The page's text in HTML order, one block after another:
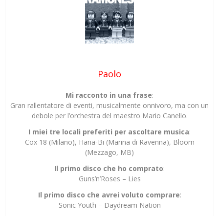
Paolo
Mi racconto in una frase:
Gran rallentatore di eventi, musicalmente onnivoro, ma con un
debole per l’orchestra del maestro Mario Canello.
I miei tre locali preferiti per ascoltare musica:
Cox 18 (Milano), Hana-Bi (Marina di Ravenna), Bloom
(Mezzago, MB)
Il primo disco che ho comprato:
Guns’n’Roses – Lies
Il primo disco che avrei voluto comprare:
Sonic Youth – Daydream Nation